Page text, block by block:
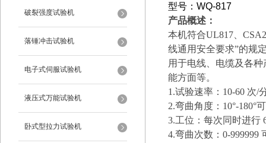
破裂强度试验机
落锤冲击试验机
电子式伺服试验机
液压式万能试验机
卧式型拉力试验机
型号：WQ-817
产品概述：
本机符合UL817、
线通用安全要求”的规
用于电线、电缆及各
能方面等。
1.试验速率：10-60 次/
2.弯曲角度：10°-180°
3.工位：每次同时进行
4.弯曲次数：0-999999